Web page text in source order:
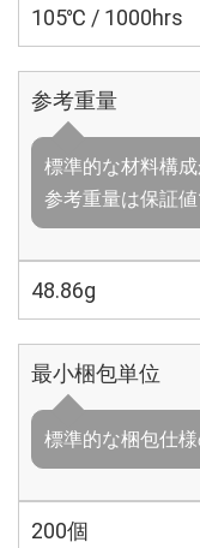
105℃ / 1000hrs
参考重量
標準的な材料構
参考重量は保証
48.86g
最小梱包単位
標準的な梱包仕
200個